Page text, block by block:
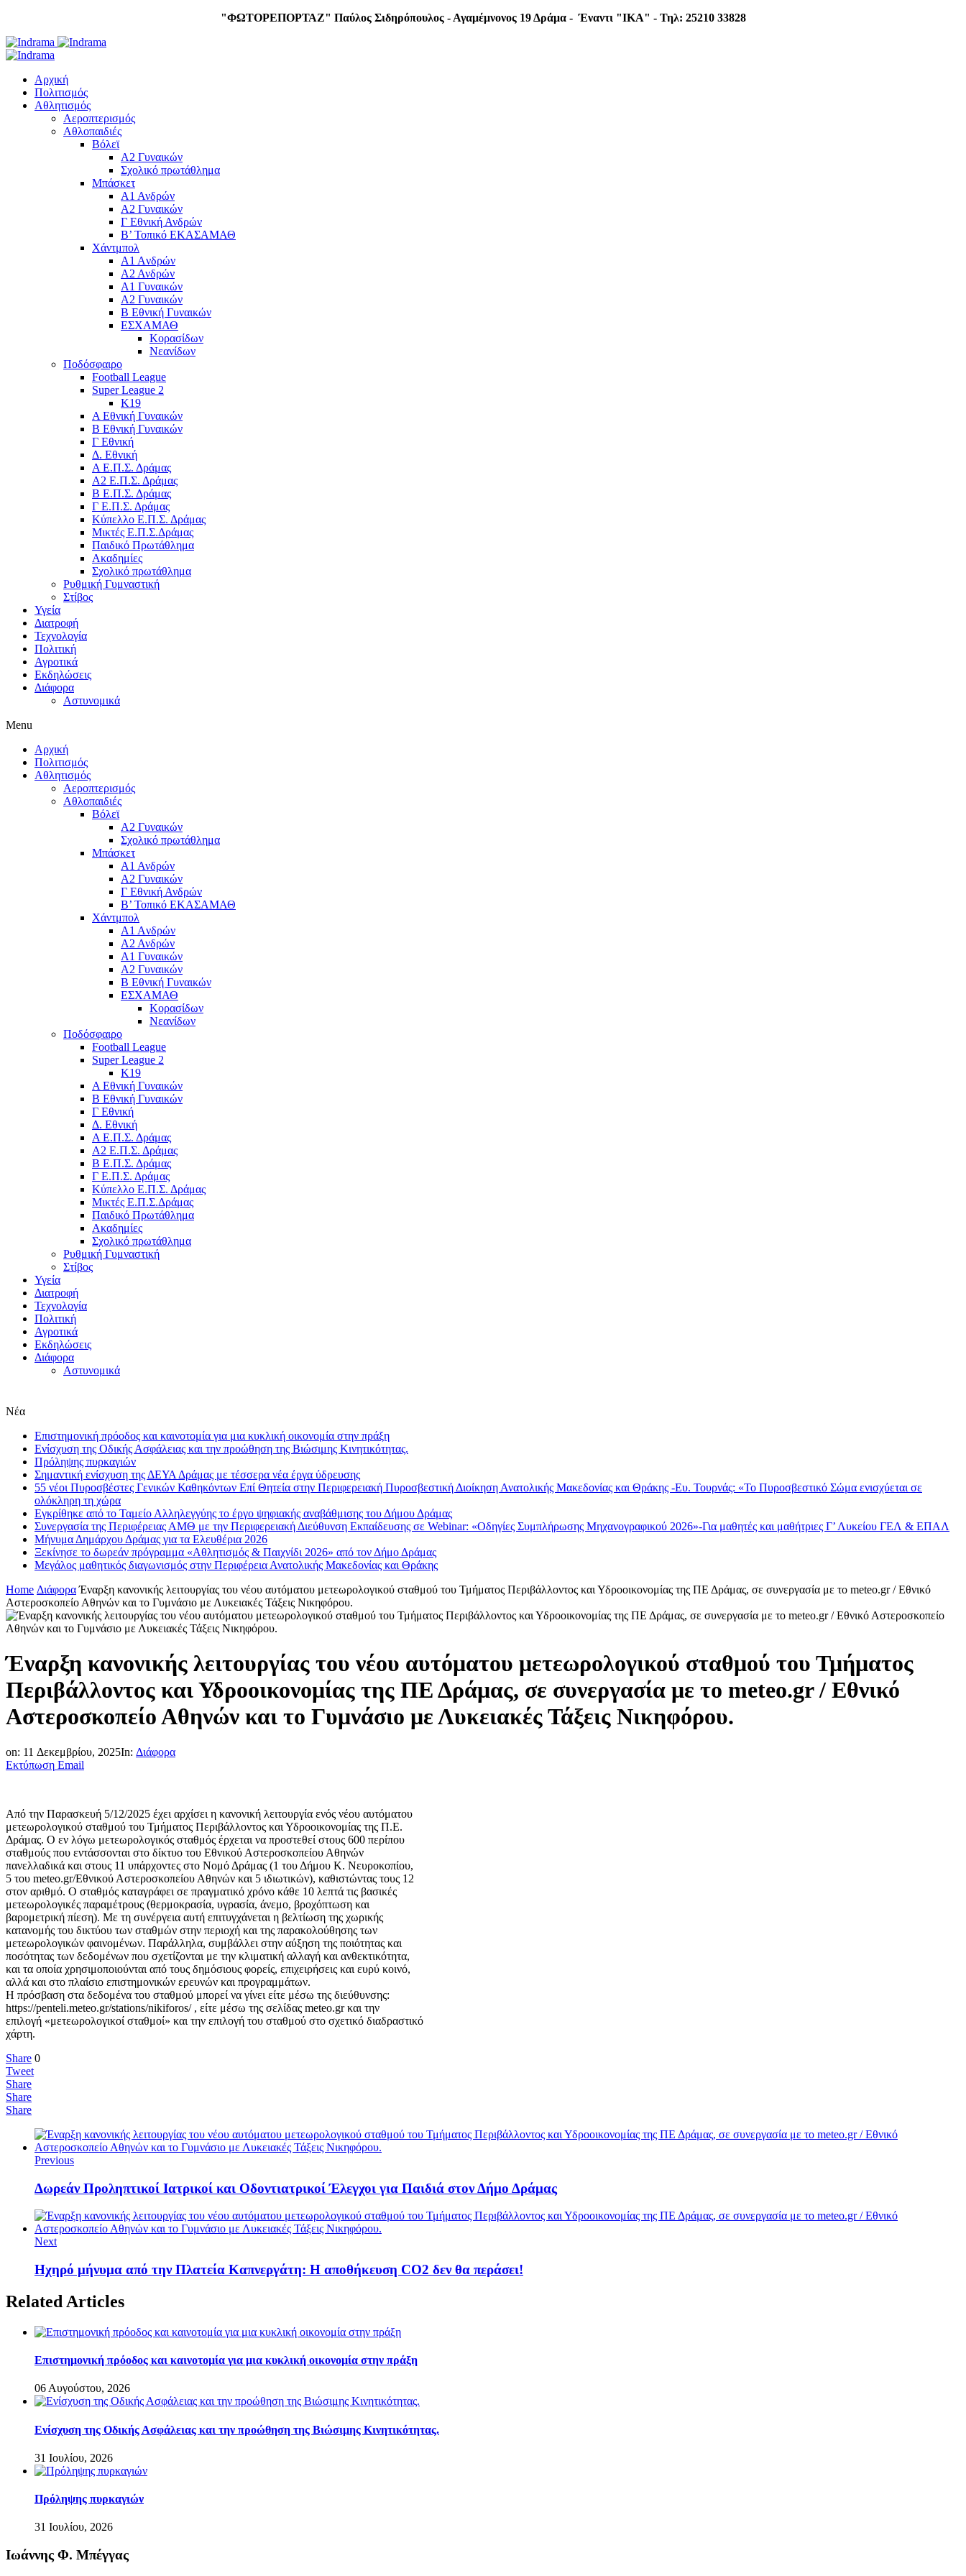
"ΦΩΤΟΡΕΠΟΡΤΑΖ" Παύλος Σιδηρόπουλος - Αγαμέμνονος 19 Δράμα - Έναντι "IKA" - Τηλ: 25210 33828
Αρχική
Πολιτισμός
Αθλητισμός
Αεροπτερισμός
Αθλοπαιδιές
Βόλεϊ
Α2 Γυναικών
Σχολικό πρωτάθλημα
Μπάσκετ
Α1 Ανδρών
Α2 Γυναικών
Γ Εθνική Ανδρών
Β’ Τοπικό ΕΚΑΣΑΜΑΘ
Χάντμπολ
A1 Aνδρών
Α2 Ανδρών
Α1 Γυναικών
Α2 Γυναικών
Β Εθνική Γυναικών
ΕΣΧΑΜΑΘ
Κορασίδων
Νεανίδων
Ποδόσφαιρο
Football League
Super League 2
Κ19
A Εθνική Γυναικών
Β Εθνική Γυναικών
Γ Εθνική
Δ. Εθνική
Α Ε.Π.Σ. Δράμας
Α2 Ε.Π.Σ. Δράμας
Β Ε.Π.Σ. Δράμας
Γ Ε.Π.Σ. Δράμας
Κύπελλο Ε.Π.Σ. Δράμας
Μικτές Ε.Π.Σ.Δράμας
Παιδικό Πρωτάθλημα
Ακαδημίες
Σχολικό πρωτάθλημα
Ρυθμική Γυμναστική
Στίβος
Υγεία
Διατροφή
Τεχνολογία
Πολιτική
Αγροτικά
Εκδηλώσεις
Διάφορα
Αστυνομικά
Menu
Αρχική
Πολιτισμός
Αθλητισμός
Αεροπτερισμός
Αθλοπαιδιές
Βόλεϊ
Α2 Γυναικών
Σχολικό πρωτάθλημα
Μπάσκετ
Α1 Ανδρών
Α2 Γυναικών
Γ Εθνική Ανδρών
Β’ Τοπικό ΕΚΑΣΑΜΑΘ
Χάντμπολ
A1 Aνδρών
Α2 Ανδρών
Α1 Γυναικών
Α2 Γυναικών
Β Εθνική Γυναικών
ΕΣΧΑΜΑΘ
Κορασίδων
Νεανίδων
Ποδόσφαιρο
Football League
Super League 2
Κ19
A Εθνική Γυναικών
Β Εθνική Γυναικών
Γ Εθνική
Δ. Εθνική
Α Ε.Π.Σ. Δράμας
Α2 Ε.Π.Σ. Δράμας
Β Ε.Π.Σ. Δράμας
Γ Ε.Π.Σ. Δράμας
Κύπελλο Ε.Π.Σ. Δράμας
Μικτές Ε.Π.Σ.Δράμας
Παιδικό Πρωτάθλημα
Ακαδημίες
Σχολικό πρωτάθλημα
Ρυθμική Γυμναστική
Στίβος
Υγεία
Διατροφή
Τεχνολογία
Πολιτική
Αγροτικά
Εκδηλώσεις
Διάφορα
Αστυνομικά
Νέα
Επιστημονική πρόοδος και καινοτομία για μια κυκλική οικονομία στην πράξη
Eνίσχυση της Οδικής Ασφάλειας και την προώθηση της Βιώσιμης Κινητικότητας.
Πρόληψης πυρκαγιών
Σημαντική ενίσχυση της ΔΕΥΑ Δράμας με τέσσερα νέα έργα ύδρευσης
55 νέοι Πυροσβέστες Γενικών Καθηκόντων Επί Θητεία στην Περιφερειακή Πυροσβεστική Διοίκηση Ανατολικής Μακεδονίας και Θράκης -Ευ. Τουρνάς: «Το Πυροσβεστικό Σώμα ενισχύεται σε
ολόκληρη τη χώρα
Εγκρίθηκε από το Ταμείο Αλληλεγγύης το έργο ψηφιακής αναβάθμισης του Δήμου Δράμας
Συνεργασία της Περιφέρειας ΑΜΘ με την Περιφερειακή Διεύθυνση Εκπαίδευσης σε Webinar: «Οδηγίες Συμπλήρωσης Μηχανογραφικού 2026»-Για μαθητές και μαθήτριες Γ’ Λυκείου ΓΕΛ & ΕΠΑΛ
Μήνυμα Δημάρχου Δράμας για τα Ελευθέρια 2026
Ξεκίνησε το δωρεάν πρόγραμμα «Αθλητισμός & Παιχνίδι 2026» από τον Δήμο Δράμας
Μεγάλος μαθητικός διαγωνισμός στην Περιφέρεια Ανατολικής Μακεδονίας και Θράκης
Home Διάφορα Έναρξη κανονικής λειτουργίας του νέου αυτόματου μετεωρολογικού σταθμού του Τμήματος Περιβάλλοντος και Υδροοικονομίας της ΠΕ Δράμας, σε συνεργασία με το meteo.gr / Εθνικό
Αστεροσκοπείο Αθηνών και το Γυμνάσιο με Λυκειακές Τάξεις Νικηφόρου.
Έναρξη κανονικής λειτουργίας του νέου αυτόματου μετεωρολογικού σταθμού του Τμήματος
Περιβάλλοντος και Υδροοικονομίας της ΠΕ Δράμας, σε συνεργασία με το meteo.gr / Εθνικό
Αστεροσκοπείο Αθηνών και το Γυμνάσιο με Λυκειακές Τάξεις Νικηφόρου.
on: 11 Δεκεμβρίου, 2025In: Διάφορα
Εκτύπωση Email
Από την Παρασκευή 5/12/2025 έχει αρχίσει η κανονική λειτουργία ενός νέου αυτόματου
μετεωρολογικού σταθμού του Τμήματος Περιβάλλοντος και Υδροοικονομίας της Π.Ε.
Δράμας. Ο εν λόγω μετεωρολογικός σταθμός έρχεται να προστεθεί στους 600 περίπου
σταθμούς που εντάσσονται στο δίκτυο του Εθνικού Αστεροσκοπείου Αθηνών
πανελλαδικά και στους 11 υπάρχοντες στο Νομό Δράμας (1 του Δήμου Κ. Νευροκοπίου,
5 του meteo.gr/Εθνικού Αστεροσκοπείου Αθηνών και 5 ιδιωτικών), καθιστώντας τους 12
στον αριθμό. Ο σταθμός καταγράφει σε πραγματικό χρόνο κάθε 10 λεπτά τις βασικές
μετεωρολογικές παραμέτρους (θερμοκρασία, υγρασία, άνεμο, βροχόπτωση και
βαρομετρική πίεση). Με τη συνέργεια αυτή επιτυγχάνεται η βελτίωση της χωρικής
κατανομής του δικτύου των σταθμών στην περιοχή και της παρακολούθησης των
μετεωρολογικών φαινομένων. Παράλληλα, συμβάλλει στην αύξηση της ποιότητας και
ποσότητας των δεδομένων που σχετίζονται με την κλιματική αλλαγή και ανθεκτικότητα,
και τα οποία χρησιμοποιούνται από τους δημόσιους φορείς, επιχειρήσεις και ευρύ κοινό,
αλλά και στο πλαίσιο επιστημονικών ερευνών και προγραμμάτων.
Η πρόσβαση στα δεδομένα του σταθμού μπορεί να γίνει είτε μέσω της διεύθυνσης:
https://penteli.meteo.gr/stations/nikiforos/ , είτε μέσω της σελίδας meteo.gr και την
επιλογή «μετεωρολογικοί σταθμοί» και την επιλογή του σταθμού στο σχετικό διαδραστικό
χάρτη.
Share 0
Tweet
Share
Share
Share
Previous
Δωρεάν Προληπτικοί Ιατρικοί και Οδοντιατρικοί Έλεγχοι για Παιδιά στον Δήμο Δράμας
Next
Ηχηρό μήνυμα από την Πλατεία Καπνεργάτη: Η αποθήκευση CO2 δεν θα περάσει!
Related Articles
Επιστημονική πρόοδος και καινοτομία για μια κυκλική οικονομία στην πράξη
06 Αυγούστου, 2026
Eνίσχυση της Οδικής Ασφάλειας και την προώθηση της Βιώσιμης Κινητικότητας.
31 Ιουλίου, 2026
Πρόληψης πυρκαγιών
31 Ιουλίου, 2026
Ιωάννης Φ. Μπέγγας